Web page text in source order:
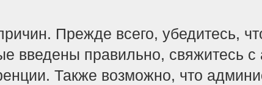
Прежде всего, убедитесь,
введены правильно, свяжитесь
Также возможно, что